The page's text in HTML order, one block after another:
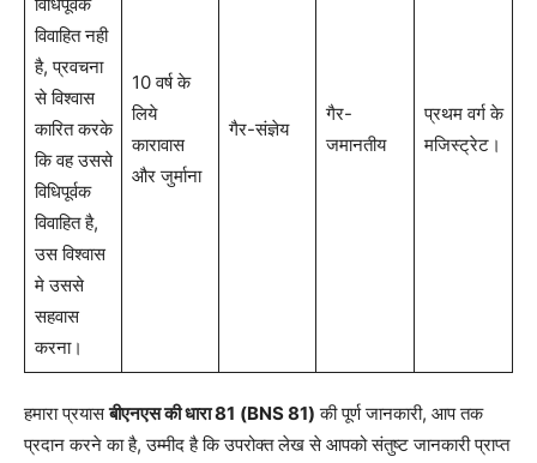
विवाहित नही
है, प्रवचना
से विश्वास
कारित करके
कि वह उससे
विधिपूर्वक
विवाहित है,
उस विश्वास
मे उससे
सहवास
करना।
10 वर्ष के
लिये
कारावास
और जुर्माना
गैर-संज्ञेय
गैर-
जमानतीय
प्रथम वर्ग के
मजिस्ट्रेट।
हमारा प्रयासबीएनएस की धारा 81 (BNS 81) की पूर्ण जानकारी, आप तक
प्रदान करने का है, उम्मीद है कि उपरोक्त लेख से आपको संतुष्ट जानकारी प्राप्त